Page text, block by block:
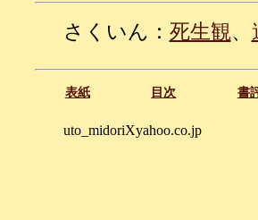
さくいん： 死生観、
表紙 目次 書
uto_midoriXyahoo.co.jp